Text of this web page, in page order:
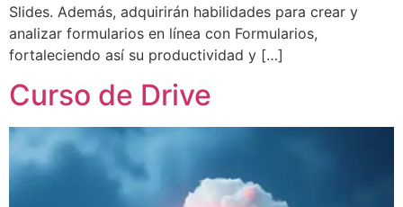
Slides. Además, adquirirán habilidades para crear y
analizar formularios en línea con Formularios,
fortaleciendo así su productividad y […]
Curso de Drive